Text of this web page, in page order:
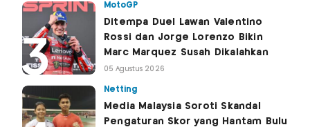
MotoGP
Ditempa Duel Lawan Valentino
Rossi dan Jorge Lorenzo Bikin
Marc Marquez Susah Dikalahkan
05 Agustus 2026
Netting
Media Malaysia Soroti Skandal
Pengaturan Skor yang Hantam Bulu